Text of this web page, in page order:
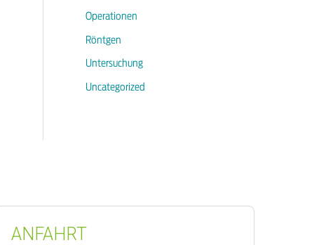
Operationen
Röntgen
Untersuchung
Uncategorized
ANFAHRT